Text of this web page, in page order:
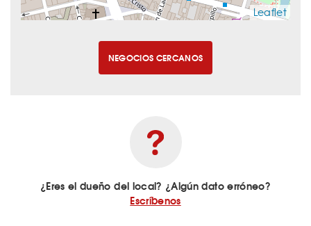
Leaflet
NEGOCIOS CERCANOS
¿Eres el dueño del local? ¿Algún dato erróneo?
Escríbenos